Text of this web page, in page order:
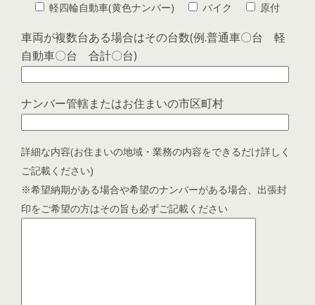
軽四輪自動車(黄色ナンバー)
バイク 原付
車両が複数台ある場合はその台数(例.普通車〇台 軽
自動車〇台 合計〇台)
ナンバー管轄またはお住まいの市区町村
詳細な内容(お住まいの地域・業務の内容をできるだけ詳しく
ご記載ください)
※希望納期がある場合や希望のナンバーがある場合、出張封
印をご希望の方はその旨も必ずご記載ください